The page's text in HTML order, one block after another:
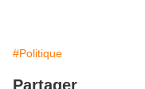
#Politique
Partager